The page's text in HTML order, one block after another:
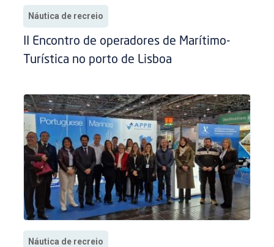
Náutica de recreio
II Encontro de operadores de Marítimo-
Turística no porto de Lisboa
Náutica de recreio